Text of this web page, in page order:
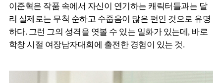
이준혁은 작품 속에서 자신이 연기하는 캐릭터들과는 달
리 실제로는 무척 순하고 수줍음이 많은 편인 것으로 유명
하다. 그런 그의 성격을 엿볼 수 있는 일화가 있는데, 바로
학창 시절 여장남자대회에 출전한 경험이 있는 것.